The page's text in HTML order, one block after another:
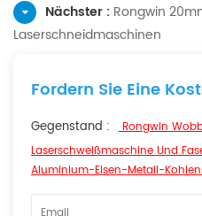
Nächster : Rongwin
Laserschneidmaschinen
Fordern Sie Eine
Gegenstand :
Rongwin
Laserschweißmaschine Und
Aluminium-Eisen-Metall-